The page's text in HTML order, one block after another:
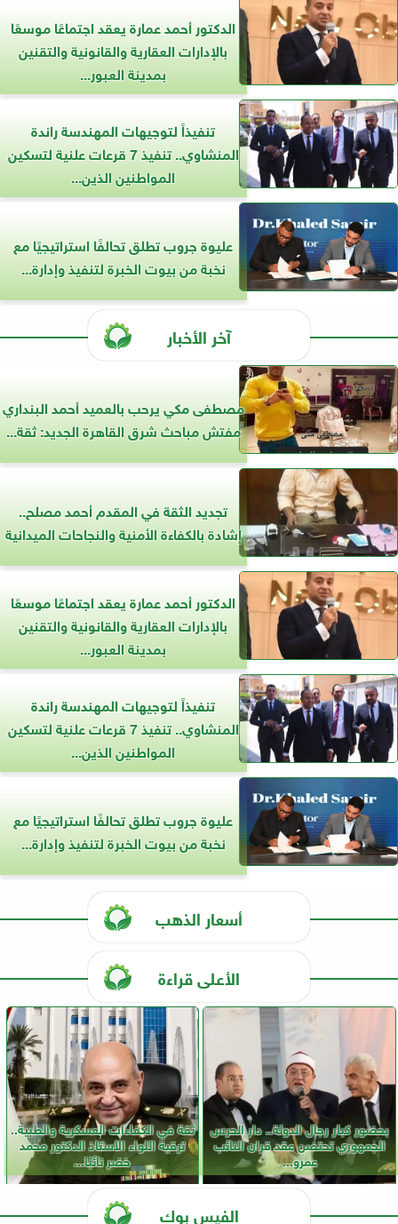
الدكتور أحمد عمارة يعقد اجتماعًا موسعًا
بالإدارات العقارية والقانونية والتقنين
بمدينة العبور...
تنفيذاً لتوجيهات المهندسة راندة
المنشاوي.. تنفيذ 7 قرعات علنية لتسكين
المواطنين الذين...
عليوة جروب تطلق تحالفًا استراتيجيًا مع
نخبة من بيوت الخبرة لتنفيذ وإدارة...
آخر الأخبار
مصطفى مكي يرحب بالعميد أحمد البنداري
مفتش مباحث شرق القاهرة الجديد: ثقة...
تجديد الثقة في المقدم أحمد مصلح..
إشادة بالكفاءة الأمنية والنجاحات الميدانية
الدكتور أحمد عمارة يعقد اجتماعًا موسعًا
بالإدارات العقارية والقانونية والتقنين
بمدينة العبور...
تنفيذاً لتوجيهات المهندسة راندة
المنشاوي.. تنفيذ 7 قرعات علنية لتسكين
المواطنين الذين...
عليوة جروب تطلق تحالفًا استراتيجيًا مع
نخبة من بيوت الخبرة لتنفيذ وإدارة...
أسعار الذهب
الأعلى قراءة
بحضور كبار رجال الدولة.. دار الحرس
الجمهوري تحتضن عقد قران النائب
عمرو...
ثقة في الكفاءات العسكرية والطبية..
ترقية اللواء الأستاذ الدكتور محمد
خضر نائبًا...
الفيس بوك